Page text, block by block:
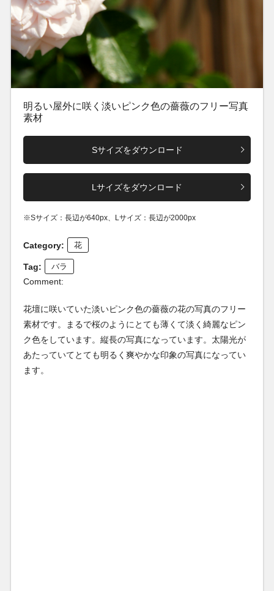
明るい屋外に咲く淡いピンク色の薔薇のフリー写真
素材
Sサイズをダウンロード
Lサイズをダウンロード
※Sサイズ：長辺が640px、Lサイズ：長辺が2000px
Category: 花
Tag: バラ
Comment:
花壇に咲いていた淡いピンク色の薔薇の花の写真のフリー
素材です。まるで桜のようにとても薄くて淡く綺麗なピン
ク色をしています。縦長の写真になっています。太陽光が
あたっていてとても明るく爽やかな印象の写真になってい
ます。